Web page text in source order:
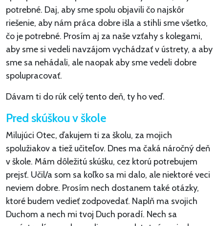
potrebné. Daj, aby sme spolu objavili čo najskôr
riešenie, aby nám práca dobre išla a stihli sme všetko,
čo je potrebné. Prosím aj za naše vzťahy s kolegami,
aby sme si vedeli navzájom vychádzať v ústrety, a aby
sme sa nehádali, ale naopak aby sme vedeli dobre
spolupracovať.
Dávam ti do rúk celý tento deň, ty ho veď.
Pred skúškou v škole
Milujúci Otec, ďakujem ti za školu, za mojich
spolužiakov a tiež učiteľov. Dnes ma čaká náročný deň
v škole. Mám dôležitú skúšku, cez ktorú potrebujem
prejsť. Učil/a som sa koľko sa mi dalo, ale niektoré veci
neviem dobre. Prosím nech dostanem také otázky,
ktoré budem vedieť zodpovedať. Naplň ma svojich
Duchom a nech mi tvoj Duch poradí. Nech sa